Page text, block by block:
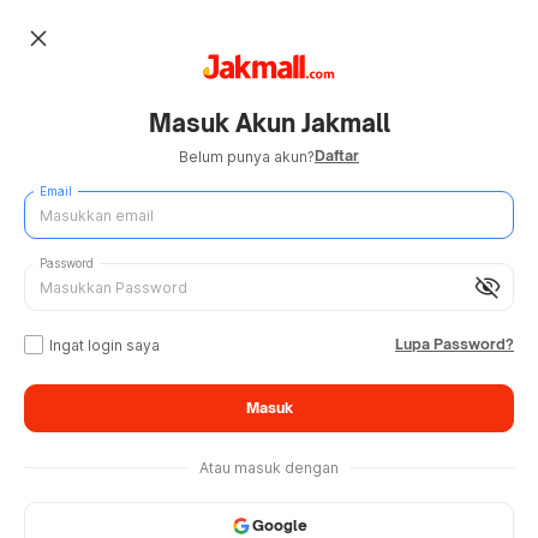
close
Masuk Akun Jakmall
Belum punya akun?Daftar
Email
visibility_off
Password
Ingat login saya Lupa Password?
Masuk
Atau masuk dengan
Google